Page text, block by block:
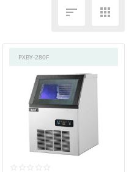
 
РХBY-280F